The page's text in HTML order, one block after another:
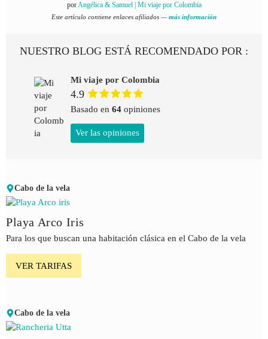
porAngélica & Samuel | Mi viaje por Colombia
Este artículo contiene enlaces afiliados — más información
NUESTRO BLOG ESTÁ RECOMENDADO POR :
Mi viaje por Colombia
4.9
Basado en 64 opiniones
Ver las opiniones
Cabo de la vela
Playa Arco Iris
Para los que buscan una habitación clásica en el Cabo de la vela
VER TARIFAS
Cabo de la vela